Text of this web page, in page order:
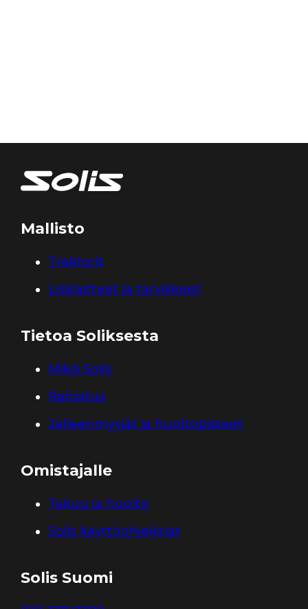
Mallisto
Traktorit
Lisälaitteet ja tarvikkeet
Tietoa Soliksesta
Miksi Solis
Rahoitus
Jälleenmyyjät ja huoltopisteet
Omistajalle
Takuu ja huolto
Solis käyttöohjekirjat
Solis Suomi